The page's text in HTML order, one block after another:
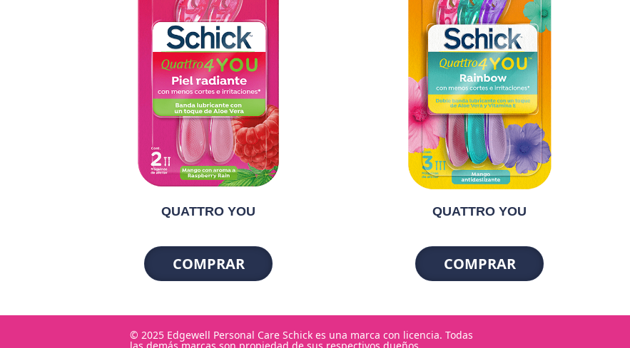
QUATTRO YOU
COMPRAR
QUATTRO YOU
COMPRAR
© 2025 Edgewell Personal Care Schick es una marca con licencia. Todas